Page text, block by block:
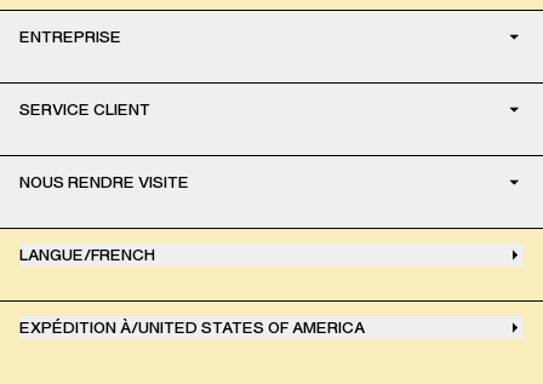
ENTREPRISE
SERVICE CLIENT
NOUS RENDRE VISITE
LANGUE/FRENCH
EXPÉDITION À/UNITED STATES OF AMERICA